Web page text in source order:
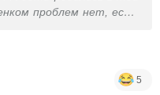
проблем нет, есть
5